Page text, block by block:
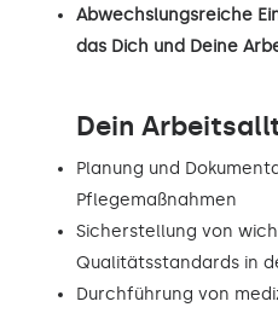
Abwechslungsreiche
das Dich und Deine
Dein
Planung und
Pflegemaßnahmen
Sicherstellung von
Qualitätsstandards in
Durchführung von